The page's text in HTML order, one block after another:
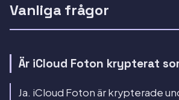
Vanliga frågor
Är iCloud Foton krypterat
Ja. iCloud Foton är krypterade